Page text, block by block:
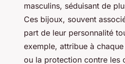
masculins, séduisant de
Ces bijoux, souvent
part de leur personnalité
exemple, attribue à
ou la protection contre les